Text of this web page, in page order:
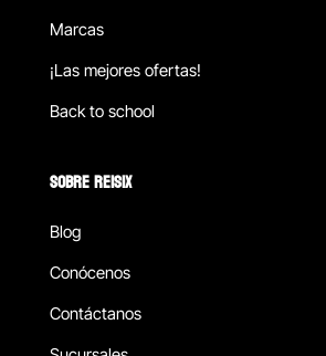
Marcas
¡Las mejores ofertas!
Back to school
SOBRE REISIX
Blog
Conócenos
Contáctanos